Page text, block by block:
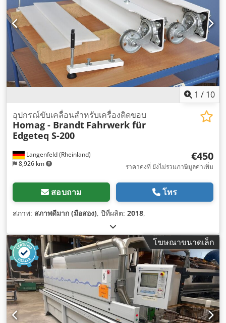
1 / 10
Langenfeld (Rheinland)
8,926 km
อุปกรณ์ขับเคลื่อนสำหรับเครื่องติดขอบ
Homag - Brandt Fahrwerk für
Edgeteq S-200
€450
ราคาคงที่ ยังไม่รวมภาษีมูลค่าเพิ่ม
สอบถาม โทร
สภาพ: สภาพดีมาก (มือสอง), ปีที่ผลิต: 2018,
โฆษณาขนาดเล็ก